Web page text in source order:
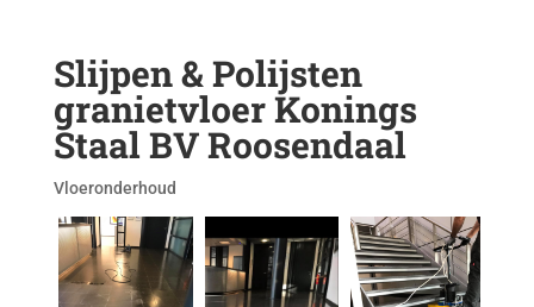
Slijpen & Polijsten
granietvloer Konings
Staal BV Roosendaal
Vloeronderhoud